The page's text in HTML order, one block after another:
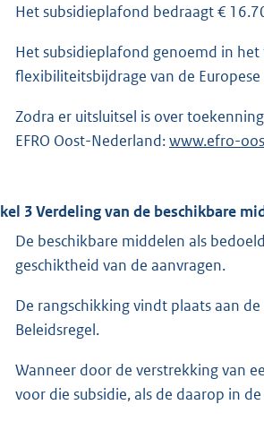
Het subsidieplafond bedraagt €
Het subsidieplafond genoemd in
flexibiliteitsbijdrage van de
Zodra er uitsluitsel is over
EFRO Oost-Nederland:E
e
r
n
l
www.efro-
3 Verdeling van de beschikbare
De beschikbare middelen als
geschiktheid van de aanvragen.
De rangschikking vindt plaats aan
Beleidsregel.
Wanneer door de verstrekking van
voor die subsidie, als de daarop in